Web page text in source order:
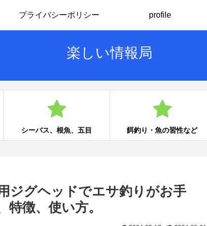
楽しい情報局
プライバシーポリシー profile
シーバス、根魚、五目 餌釣り・魚の習性など
グヘッドでエサ釣りがお手
徴、使い方。